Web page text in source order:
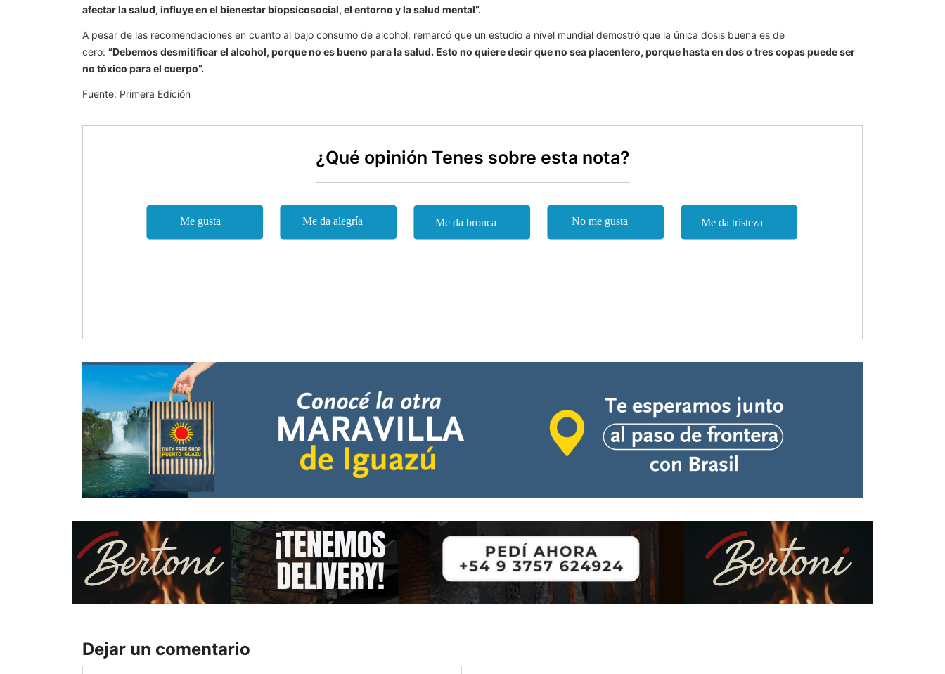
afectar la salud, influye en el bienestar biopsicosocial, el entorno y la salud mental”.
A pesar de las recomendaciones en cuanto al bajo consumo de alcohol, remarcó que un estudio a nivel mundial demostró que la única dosis buena es de
cero: “Debemos desmitificar el alcohol, porque no es bueno para la salud. Esto no quiere decir que no sea placentero, porque hasta en dos o tres copas puede ser
no tóxico para el cuerpo”.
Fuente: Primera Edición
¿Qué opinión Tenes sobre esta nota?
Dejar un comentario